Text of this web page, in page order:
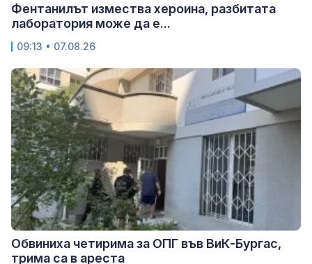
Фентанилът измества хероина, разбитата
лаборатория може да е...
09:13 • 07.08.26
Обвиниха четирима за ОПГ във ВиК-Бургас,
трима са в ареста